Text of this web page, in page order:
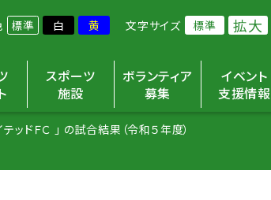
標準 白 黄 文字サイズ 標準 拡大
スポーツ
施設
ボランティア
募集
イベント
支援情報
ドＦＣ 」 の試合結果（令和５年度）